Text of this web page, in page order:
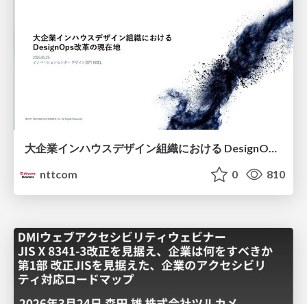
大企業インハウスデザイン組織における DesignOps改革の現在地 / DesignOps at Scale: Navigating Transformation in Large Enterprises
nttcom
0 810